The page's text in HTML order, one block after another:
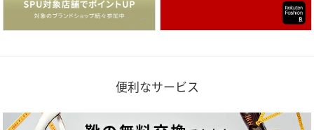
便利なサービス